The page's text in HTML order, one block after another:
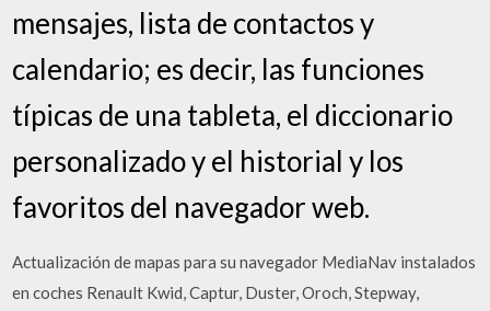
mensajes, lista de contactos y
calendario; es decir, las funciones
típicas de una tableta, el diccionario
personalizado y el historial y los
favoritos del navegador web.
Actualización de mapas para su navegador MediaNav instalados
en coches Renault Kwid, Captur, Duster, Oroch, Stepway,